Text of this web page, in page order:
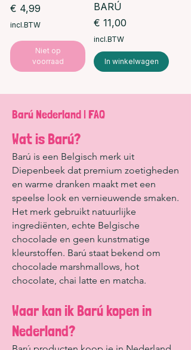
Prijs
€ 4,99
incl.BTW
Niet op
voorraad
BARÚ
Prijs
€ 11,00
incl.BTW
In winkelwagen
Barú Nederland | FAQ
Wat is Barú?
Barú is een Belgisch merk uit
Diepenbeek dat premium zoetigheden
en warme dranken maakt met een
speelse look en vernieuwende smaken.
Het merk gebruikt natuurlijke
ingrediënten, echte Belgische
chocolade en geen kunstmatige
kleurstoffen. Barú staat bekend om
chocolade marshmallows, hot
chocolate, chai latte en matcha.
Waar kan ik Barú kopen in
Nederland?